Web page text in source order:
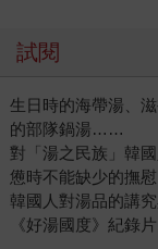
試閱
生日時的海帶湯、
的部隊鍋湯……
對「湯之民族」韓
憊時不能缺少的撫慰
韓國人對湯品的講
《好湯國度》紀錄片